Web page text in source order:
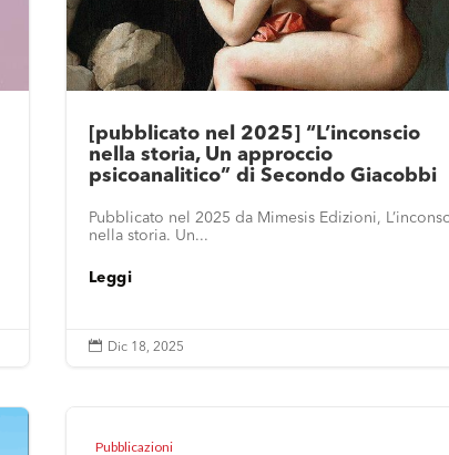
[pubblicato nel 2025] “L’inconscio
nella storia, Un approccio
psicoanalitico” di Secondo Giacobbi
Pubblicato nel 2025 da Mimesis Edizioni,
nella storia. Un...
Leggi
 Dic 18, 2025
Pubblicazioni